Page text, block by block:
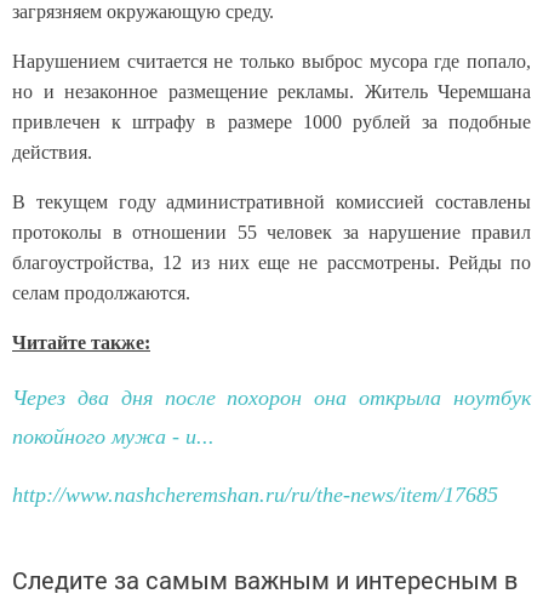
загрязняем окружающую среду.
Нарушением считается не только выброс мусора где попало,
но и незаконное размещение рекламы. Житель Черемшана
привлечен к штрафу в размере 1000 рублей за подобные
действия.
В текущем году административной комиссией составлены
протоколы в отношении 55 человек за нарушение правил
благоустройства, 12 из них еще не рассмотрены. Рейды по
селам продолжаются.
Читайте также:
Через два дня после похорон она открыла ноутбук
покойного мужа - и...
http://www.nashcheremshan.ru/ru/the-news/item/17685
Следите за самым важным и интересным в